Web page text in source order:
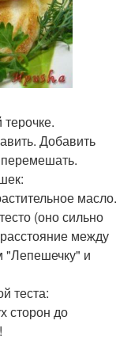
Добавить
масло.
(оно сильно
между
"Лепешечку" и
теста:
сторон до